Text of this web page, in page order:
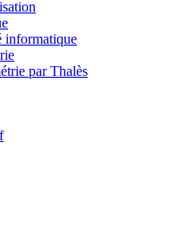
informatique
par Thalès